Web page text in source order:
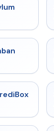
★
★
★ 4.3